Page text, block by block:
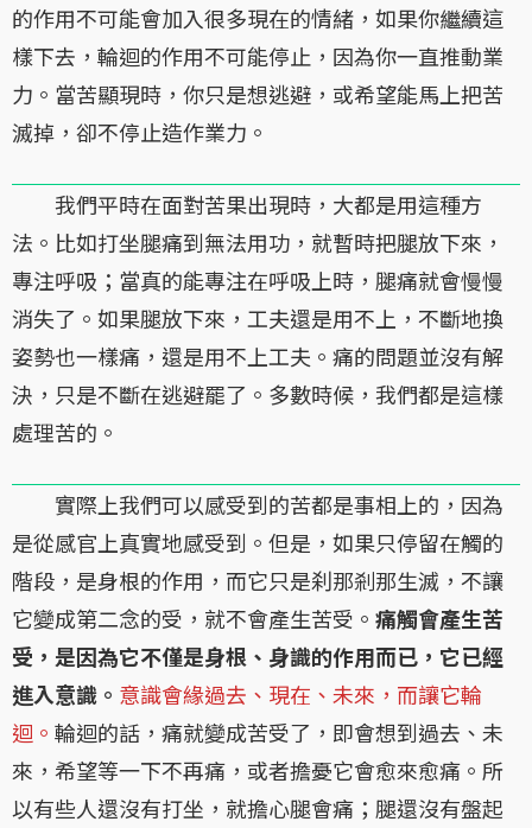
的作用不可能會加入很多現在的情緒，如果你繼續這
樣下去，輪迴的作用不可能停止，因為你一直推動業
力。當苦顯現時，你只是想逃避，或希望能馬上把苦
滅掉，卻不停止造作業力。
我們平時在面對苦果出現時，大都是用這種方
法。比如打坐腿痛到無法用功，就暫時把腿放下來，
專注呼吸；當真的能專注在呼吸上時，腿痛就會慢慢
消失了。如果腿放下來，工夫還是用不上，不斷地換
姿勢也一樣痛，還是用不上工夫。痛的問題並沒有解
決，只是不斷在逃避罷了。多數時候，我們都是這樣
處理苦的。
實際上我們可以感受到的苦都是事相上的，因為
是從感官上真實地感受到。但是，如果只停留在觸的
階段，是身根的作用，而它只是刹那剎那生滅，不讓
它變成第二念的受，就不會產生苦受。 痛觸會產生苦
受，是因為它不僅是身根、身識的作用而已，它已經
進入意識。 意識會緣過去、現在、未來，而讓它輪
迴。 輪迴的話，痛就變成苦受了，即會想到過去、未
來，希望等一下不再痛，或者擔憂它會愈來愈痛。所
以有些人還沒有打坐，就擔心腿會痛；腿還沒有盤起